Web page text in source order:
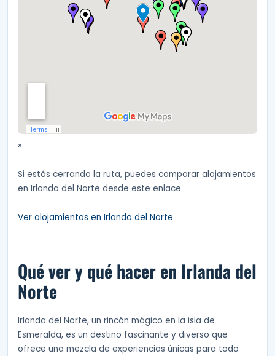
»
Si estás cerrando la ruta, puedes comparar alojamientos
en Irlanda del Norte desde este enlace.
Ver alojamientos en Irlanda del Norte
Qué ver y qué hacer en Irlanda del
Norte
Irlanda del Norte, un rincón mágico en la isla de
Esmeralda, es un destino fascinante y diverso que
ofrece una mezcla de experiencias únicas para todo